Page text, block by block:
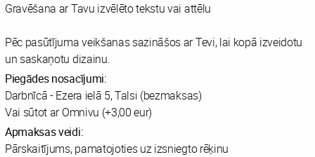
Gravēšana ar Tavu izvēlēto tekstu vai attēlu
Pēc pasūtījuma veikšanas sazināšos ar Tevi, lai kopā izveidotu
un saskaņotu dizainu.
Piegādes nosacījumi:
Darbnīcā - Ezera ielā 5, Talsi (bezmaksas)
Vai sūtot ar Omnivu (+3,00 eur)
Apmaksas veidi:
Pārskaitījums, pamatojoties uz izsniegto rēķinu